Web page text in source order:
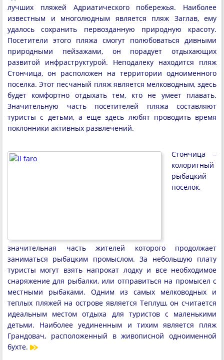
лучших пляжей Адриатического побережья. Наиболее
известным и многолюдным является пляж Заглав, ему
удалось сохранить первозданную природную красоту.
Посетители этого пляжа смогут полюбоваться дивными
природными пейзажами, он порадует отдыхающих
развитой инфраструктурой. Неподалеку находится пляж
Стончица, он расположен на территории одноименного
поселка. Этот песчаный пляж является мелководным, здесь
будет комфортно отдыхать тем, кто не умеет плавать.
Значительную часть посетителей пляжа составляют
туристы с детьми, а еще здесь любят проводить время
поклонники активных развлечений.
Стончица –
колоритный
рыбацкий
поселок,
значительная часть жителей которого продолжает
заниматься рыбацким промыслом. За небольшую плату
туристы могут взять напрокат лодку и все необходимое
снаряжение для рыбалки, или отправиться на промысел с
местными рыбаками. Одним из самых мелководных и
теплых пляжей на острове является Теплуш, он считается
идеальным местом отдыха для туристов с маленькими
детьми. Наиболее уединенным и тихим является пляж
Грандовач, расположенный в живописной одноименной
бухте.